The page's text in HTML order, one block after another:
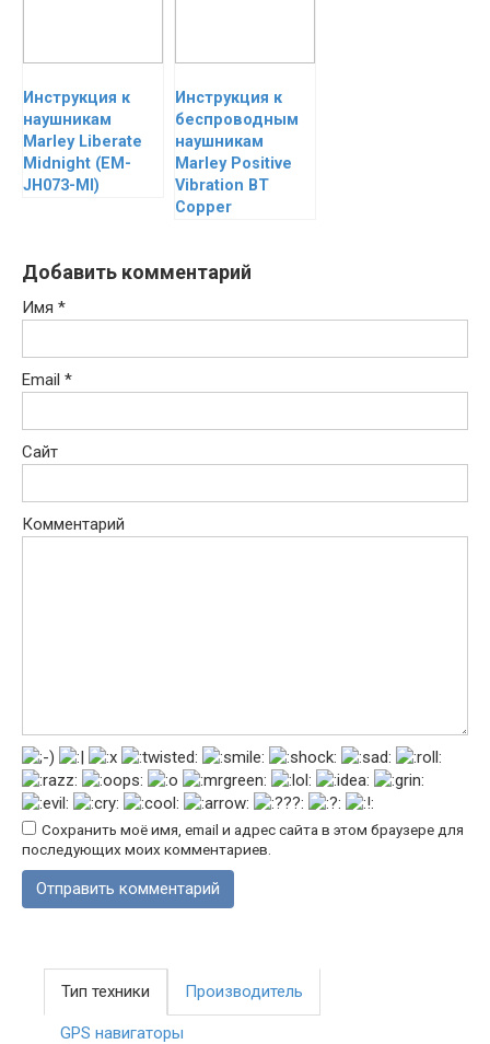
Инструкция к
наушникам
Marley Liberate
Midnight (EM-
JH073-MI)
Инструкция к
беспроводным
наушникам
Marley Positive
Vibration BT
Copper
Добавить комментарий
Имя *
Email *
Сайт
Комментарий
Сохранить моё имя, email и адрес сайта в этом браузере для
последующих моих комментариев.
Тип техники Производитель
GPS навигаторы